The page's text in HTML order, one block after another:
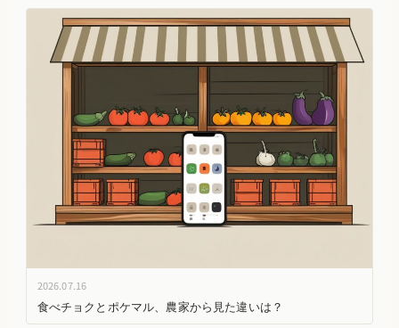
2026.07.16
食べチョクとポケマル、農家から見た違いは？